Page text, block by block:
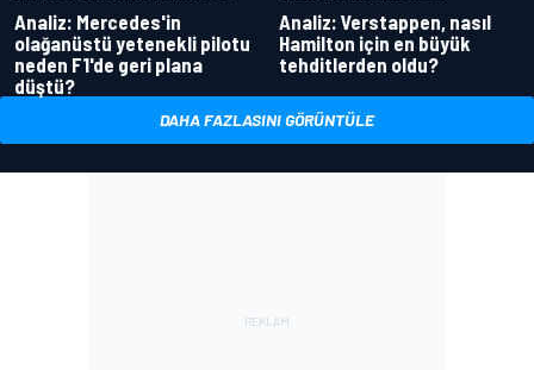
Analiz: Mercedes'in
olağanüstü yetenekli pilotu
neden F1'de geri plana
düştü?
Analiz: Verstappen, nasıl
Hamilton için en büyük
tehditlerden oldu?
DAHA FAZLASINI GÖRÜNTÜLE